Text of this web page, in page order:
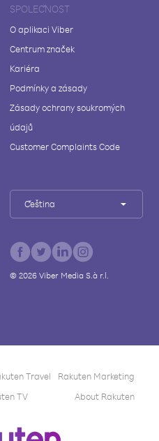
SPOLEČNOST
O aplikaci Viber
Centrum značek
Kariéra
Podmínky a zásady
Zásady ochrany soukromých
údajů
Customer Complaints Code
Čeština
© 2026Viber Media S.à r.l.
Travel
Rakuten Marketing
TV About Rakuten